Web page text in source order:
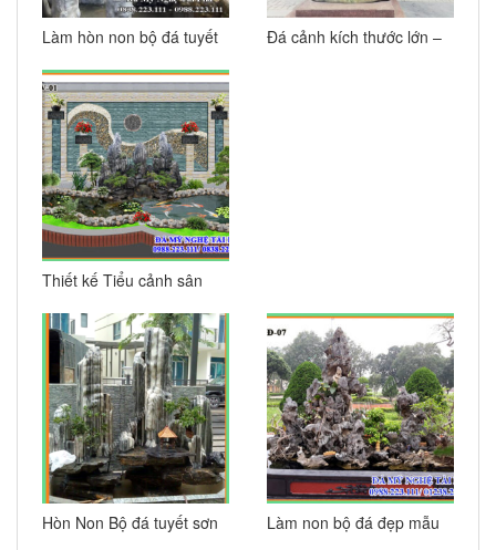
Làm hòn non bộ đá tuyết
Đá cảnh kích thước lớn –
Thiết kế Tiểu cảnh sân
non bộ đá đẹp
Hòn Non Bộ đá tuyết sơn
Làm non bộ đá đẹp mẫu